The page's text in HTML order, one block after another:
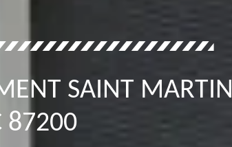
SAINT MARTIN
87200